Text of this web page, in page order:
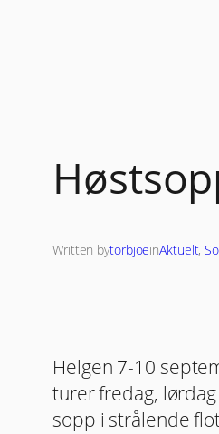
Written bytorbjoeinAktuelt,
Helgen 7-10
turer fredag,
sopp i strålende